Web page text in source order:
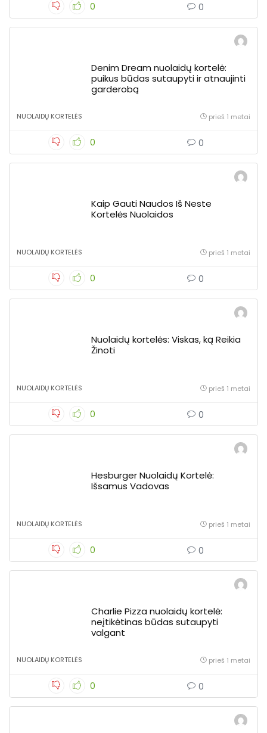
0 0
Denim Dream nuolaidų kortelė:
puikus būdas sutaupyti ir atnaujinti
garderobą
NUOLAIDŲ KORTELĖS prieš 1 metai
0 0
Kaip Gauti Naudos Iš Neste
Kortelės Nuolaidos
NUOLAIDŲ KORTELĖS prieš 1 metai
0 0
Nuolaidų kortelės: Viskas, ką Reikia
Žinoti
NUOLAIDŲ KORTELĖS prieš 1 metai
0 0
Hesburger Nuolaidų Kortelė:
Išsamus Vadovas
NUOLAIDŲ KORTELĖS prieš 1 metai
0 0
Charlie Pizza nuolaidų kortelė:
neįtikėtinas būdas sutaupyti
valgant
NUOLAIDŲ KORTELĖS prieš 1 metai
0 0